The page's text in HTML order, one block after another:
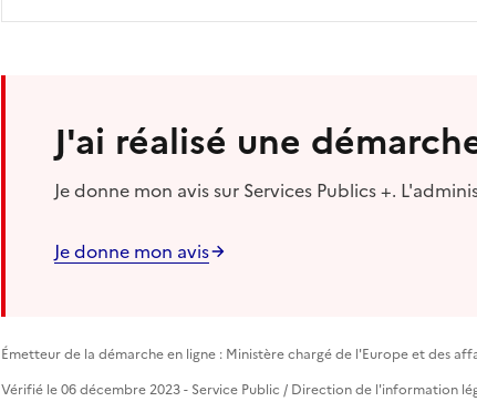
J'ai réalisé une
Je donne mon avis sur Services Publics +.
Je donne mon avis
Émetteur de la démarche en ligne : Ministère chargé de l'Europe et des
Vérifié le 06 décembre 2023 - Service Public / Direction de l'information